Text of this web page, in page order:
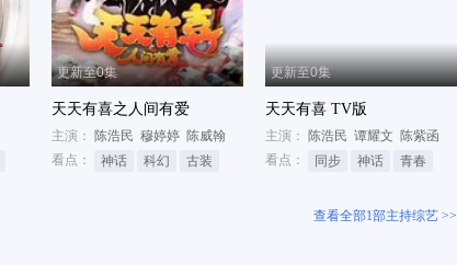
更新至0集
天天有喜之人间有爱
主演： 陈浩民 穆婷婷 陈威翰
看点：
神话 科幻 古装
更新至0集
天天有喜 TV版
主演： 陈浩民 谭耀文 陈紫函
看点：
同步 神话 青春
查看全部1部主持综艺 >>